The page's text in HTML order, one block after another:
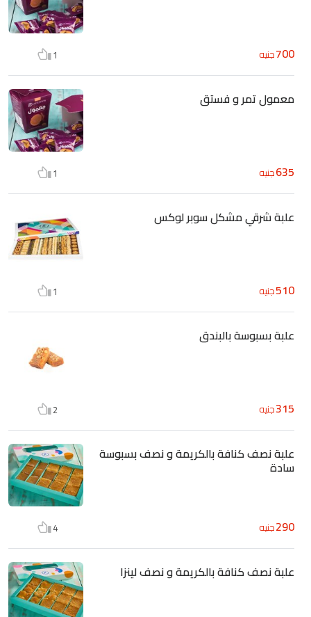
700جنيه 1
معمول تمر و فستق
635جنيه 1
علبة شرقي مشكل سوبر لوكس
510جنيه 1
علبة بسبوسة بالبندق
315جنيه 2
علبة نصف كنافة بالكريمة و نصف بسبوسة
سادة
290جنيه 4
علبة نصف كنافة بالكريمة و نصف لينزا